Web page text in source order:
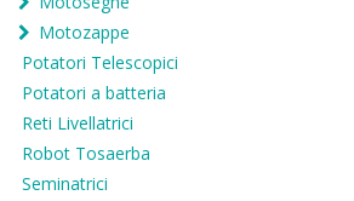
Motozappe
Potatori Telescopici
Potatori a batteria
Reti Livellatrici
Robot Tosaerba
Seminatrici